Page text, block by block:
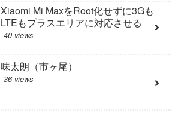
Xiaomi Mi MaxをRoot化せずに3Gも
LTEもプラスエリアに対応させる
40 views
味太朗（市ヶ尾）
36 views